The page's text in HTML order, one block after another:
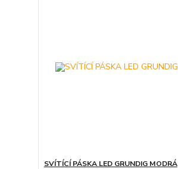
SVÍTÍCÍ PÁSKA LED GRUNDIG MODRÁ